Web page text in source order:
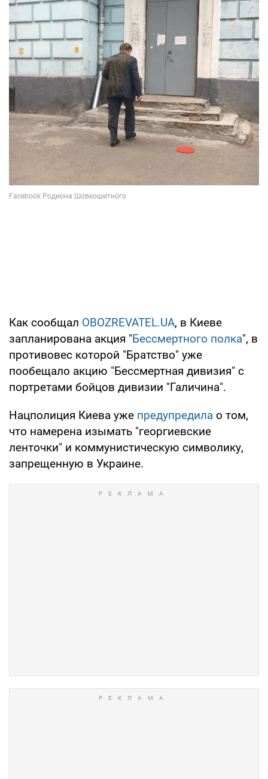
Как сообщал OBOZREVATEL.UA, в Киеве
запланирована акция "Бессмертного полка", в
противовес которой "Братство" уже
пообещало акцию "Бессмертная дивизия" с
портретами бойцов дивизии "Галичина".
Нацполиция Киева уже предупредила о том,
что намерена изымать "георгиевские
ленточки" и коммунистическую символику,
запрещенную в Украине.